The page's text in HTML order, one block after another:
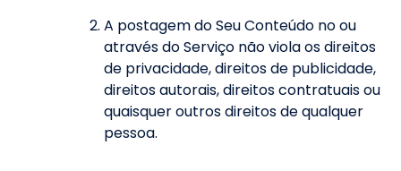
A postagem do Seu Conteúdo no ou
através do Serviço não viola os direitos
de privacidade, direitos de publicidade,
direitos autorais, direitos contratuais ou
quaisquer outros direitos de qualquer
pessoa.